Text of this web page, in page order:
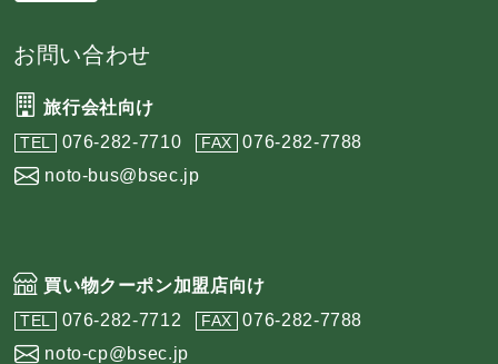
お問い合わせ
旅行会社向け
TEL 076-282-7710 FAX
076-282-7788
noto-bus@bsec.jp
買い物クーポン加盟店向け
TEL 076-282-7712 FAX
076-282-7788
noto-cp@bsec.jp